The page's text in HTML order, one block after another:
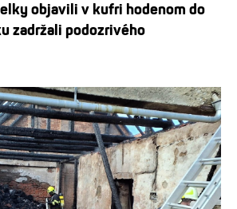
objavili v kufri hodenom do
zadržali podozrivého